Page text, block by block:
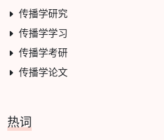
传播学研究
传播学学习
传播学考研
传播学论文
热词